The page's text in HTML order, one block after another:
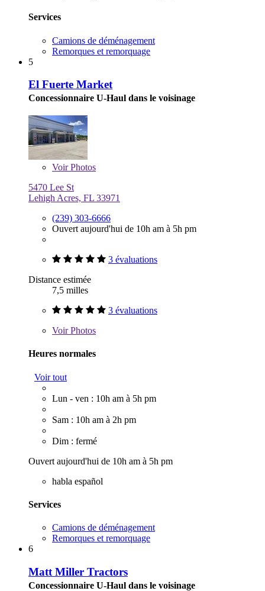
Services
Camions de déménagement
Remorques et remorquage
5
El Fuerte Market
Concessionnaire U-Haul dans le voisinage
VoirPhotos
5470 Lee St
Lehigh Acres, FL 33971
(239) 303-6666
Ouvert aujourd'hui de 10h am à 5h pm
3 évaluations
Distance estimée
7,5 milles
3 évaluations
VoirPhotos
Heures normales
Voir tout
Lun - ven : 10h am à 5h pm
Sam : 10h am à 2h pm
Dim : fermé
Ouvert aujourd'hui de 10h am à 5h pm
habla español
Services
Camions de déménagement
Remorques et remorquage
6
Matt Miller Tractors
Concessionnaire U-Haul dans le voisinage